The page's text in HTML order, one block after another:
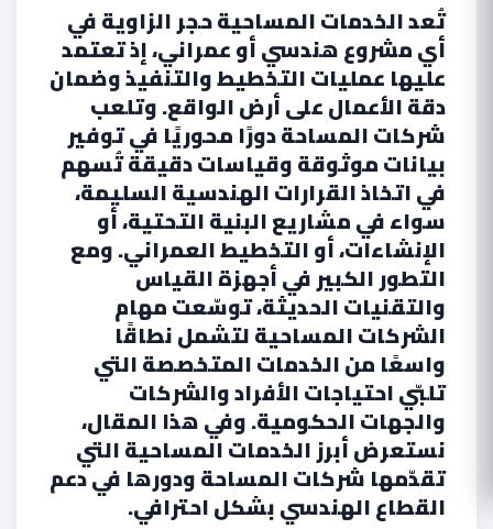
تُعد الخدمات المساحية حجر الزاوية في
أي مشروع هندسي أو عمراني، إذ تعتمد
عليها عمليات التخطيط والتنفيذ وضمان
دقة الأعمال على أرض الواقع. وتلعب
شركات المساحة دورًا محوريًا في توفير
بيانات موثوقة وقياسات دقيقة تُسهم
في اتخاذ القرارات الهندسية السليمة،
سواء في مشاريع البنية التحتية، أو
الإنشاءات، أو التخطيط العمراني. ومع
التطور الكبير في أجهزة القياس
والتقنيات الحديثة، توسّعت مهام
الشركات المساحية لتشمل نطاقًا
واسعًا من الخدمات المتخصصة التي
تلبّي احتياجات الأفراد والشركات
والجهات الحكومية. وفي هذا المقال،
نستعرض أبرز الخدمات المساحية التي
تقدّمها شركات المساحة ودورها في دعم
القطاع الهندسي بشكل احترافي.